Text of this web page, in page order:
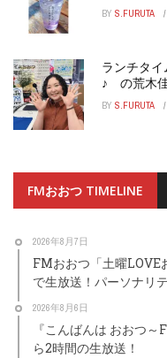
BY S.FURUTA
ランチタ
♪ の荒木佳
BY S.FURUTA
FMおおつ TIMELINE
2026年8月7日
FMおおつ「土曜LOVE
で生放送！パーソナリ
2026年8月6日
『こんばんは おおつ
ら2時間の生放送！